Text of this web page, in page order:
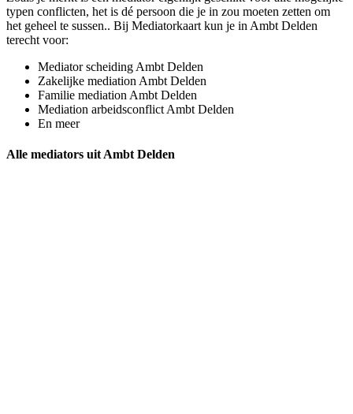
typen conflicten, het is dé persoon die je in zou moeten zetten om
het geheel te sussen.. Bij Mediatorkaart kun je in Ambt Delden
terecht voor:
Mediator scheiding Ambt Delden
Zakelijke mediation Ambt Delden
Familie mediation Ambt Delden
Mediation arbeidsconflict Ambt Delden
En meer
Alle mediators uit Ambt Delden